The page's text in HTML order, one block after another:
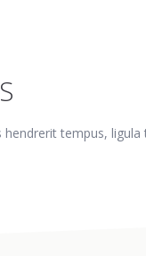
tempus,